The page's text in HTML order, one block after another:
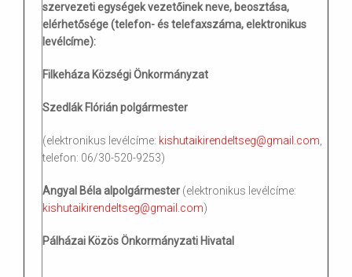
szervezeti egységek vezetőinek neve, beosztása,
elérhetősége (telefon- és telefaxszáma, elektronikus
levélcíme):
Filkeháza Községi Önkormányzat
Szedlák Flórián polgármester
(elektronikus levélcíme: kishutaikirendeltseg@gmail.com
telefon: 06/30-520-9253)
Angyal Béla alpolgármester (elektronikus levélcíme:
kishutaikirendeltseg@gmail.com)
Pálházai Közös Önkormányzati Hivatal